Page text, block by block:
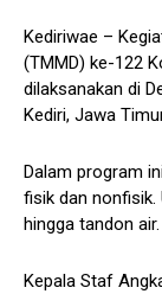
Kediriwae –
(TMMD) ke-122
dilaksanakan di
Kediri, Jawa
Dalam program
fisik dan nonfisik.
hingga tandon air.
Kepala Staf